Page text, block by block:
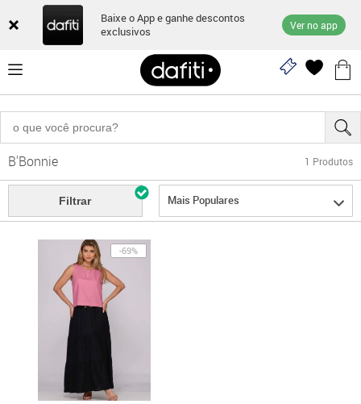
Baixe o App e ganhe descontos
exclusivos
Ver no app
B'Bonnie 1 Produtos
Filtrar Mais Populares
-69%